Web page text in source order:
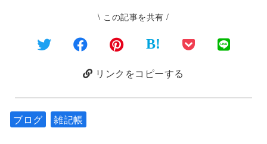
\ この記事を共有 /
B!
リンクをコピーする
ブログ 雑記帳